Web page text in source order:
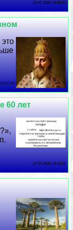
29 07 2026 14:55:53
0:57:43
60 лет
27 07 2026 18:18:51